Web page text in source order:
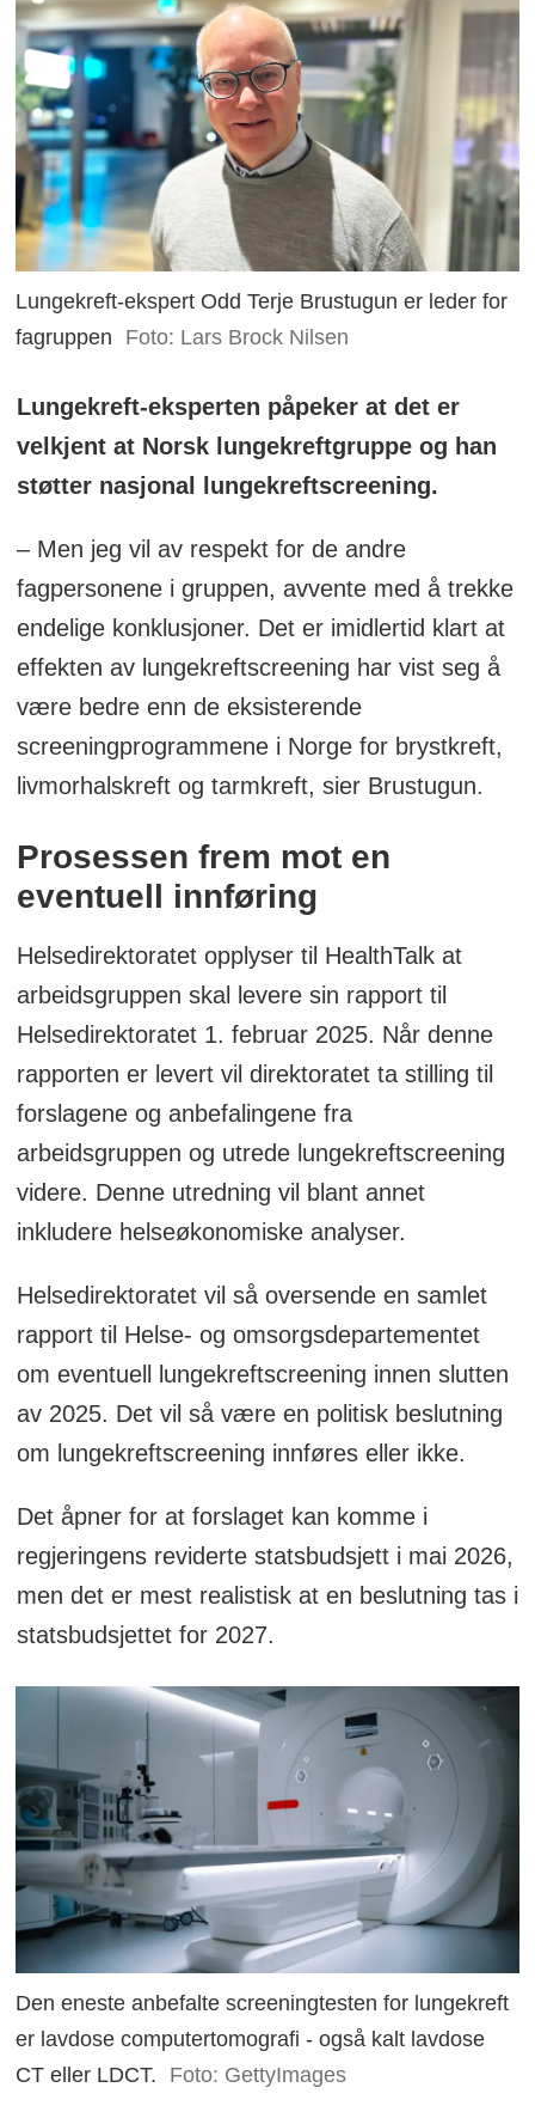
Lungekreft-ekspert Odd Terje Brustugun er leder for
fagruppen
Foto: Lars Brock Nilsen
Lungekreft-eksperten påpeker at det er
velkjent at Norsk lungekreftgruppe og han
støtter nasjonal lungekreftscreening.
– Men jeg vil av respekt for de andre
fagpersonene i gruppen, avvente med å trekke
endelige konklusjoner. Det er imidlertid klart at
effekten av lungekreftscreening har vist seg å
være bedre enn de eksisterende
screeningprogrammene i Norge for brystkreft,
livmorhalskreft og tarmkreft, sier Brustugun.
Prosessen frem mot en
eventuell innføring
Helsedirektoratet opplyser til HealthTalk at
arbeidsgruppen skal levere sin rapport til
Helsedirektoratet 1. februar 2025. Når denne
rapporten er levert vil direktoratet ta stilling til
forslagene og anbefalingene fra
arbeidsgruppen og utrede lungekreftscreening
videre. Denne utredning vil blant annet
inkludere helseøkonomiske analyser.
Helsedirektoratet vil så oversende en samlet
rapport til Helse- og omsorgsdepartementet
om eventuell lungekreftscreening innen slutten
av 2025. Det vil så være en politisk beslutning
om lungekreftscreening innføres eller ikke.
Det åpner for at forslaget kan komme i
regjeringens reviderte statsbudsjett i mai 2026,
men det er mest realistisk at en beslutning tas i
statsbudsjettet for 2027.
Den eneste anbefalte screeningtesten for lungekreft
er lavdose computertomografi - også kalt lavdose
CT eller LDCT.
Foto: GettyImages